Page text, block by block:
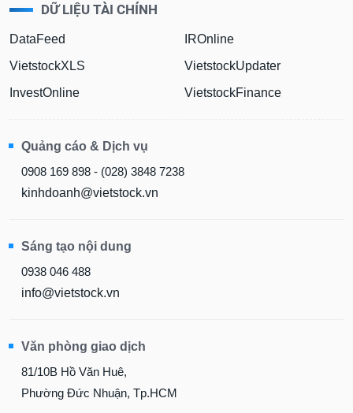
DỮ LIỆU TÀI CHÍNH
DataFeed
VietstockXLS
InvestOnline
IROnline
VietstockUpdater
VietstockFinance
Quảng cáo & Dịch vụ
0908 169 898 - (028) 3848 7238
kinhdoanh@vietstock.vn
Sáng tạo nội dung
0938 046 488
info@vietstock.vn
Văn phòng giao dịch
81/10B Hồ Văn Huê,
Phường Đức Nhuận, Tp.HCM